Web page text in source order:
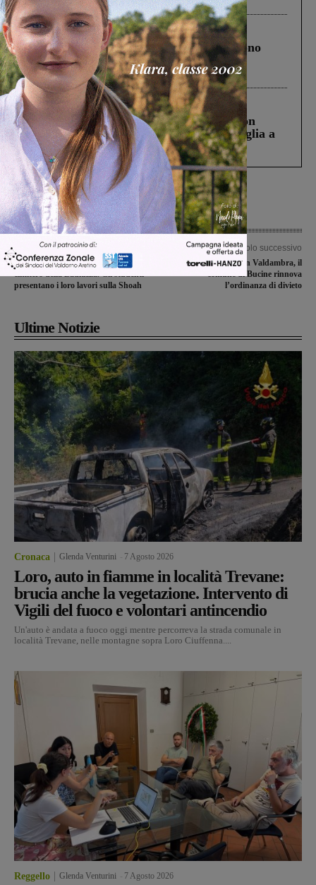
Cronaca 4 Agosto 2026
Un anno fa la strage in A1 in cui morirono
Gianni, Giulia e Franco. Lo schianto, il
processo, lo stop ai sorpassi fra tir....
Cronaca 3 Agosto 2026
Scomparso da una struttura di Castiglion
Fiorentino l’uomo che aveva ucciso la figlia a
Levane nel 2020
Articolo precedente
Giorno della Memoria, cerimonia al
cimitero della Badiuzza. Gli studenti
presentano i loro lavori sulla Shoah
Articolo successivo
Stop al glifosato in Valdambra, il
comune di Bucine rinnova
l’ordinanza di divieto
Ultime Notizie
Cronaca Glenda Venturini 7 Agosto 2026
Loro, auto in fiamme in località Trevane:
brucia anche la vegetazione. Intervento di
Vigili del fuoco e volontari antincendio
Un'auto è andata a fuoco oggi mentre percorreva la strada comunale in
località Trevane, nelle montagne sopra Loro Ciuffenna....
Reggello Glenda Venturini 7 Agosto 2026